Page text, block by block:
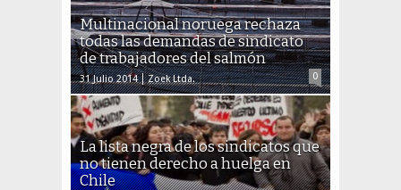
Multinacional noruega rechaza
todas las demandas de sindicato
de trabajadores del salmón
31 Julio 2014 Zoek Ltda. 0
La lista negra de los sindicatos que
no tienen derecho a huelga en
Chile